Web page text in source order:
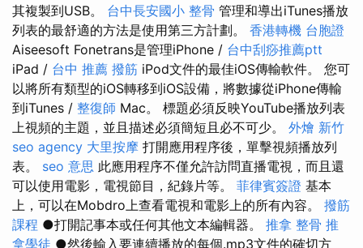
其複製到USB。 台中長安國小 整骨 管理和導出iTunes播放
列表的最舒適的方法是使用第三方計劃。 香港轉機 台胞證
Aiseesoft Fonetrans是管理iPhone / 台中刮痧推薦ptt
iPad / 台中 推薦 撥筋 iPod文件的最佳iOS傳輸軟件。 您可
以將所有類型的iOS轉移到iOS設備，將數據從iPhone傳輸
到iTunes / 整復師 Mac。 標題必須反映YouTube播放列表
上視頻的主題，並且描述必須簡短且必不可少。 外燴 新竹
seo agency 大里按摩 打開應用程序後，單擊視頻播放列
表。 seo 意思 此應用程序不僅允許訪問直播電視，而且還
可以使用電影，電視節目，紀錄片等。 菲律賓簽證 基本
上，可以在Mobdro上查看電視和電影上的所有內容。 撥筋
課程 ●打開記事本或任何其他文本編輯器。 推拿 整骨 推
拿學徒 ●然後輸入要連續播放的每個.mp3文件的確切方